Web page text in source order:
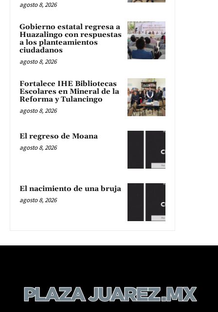
agosto 8, 2026
Gobierno estatal regresa a
Huazalingo con respuestas
a los planteamientos
ciudadanos
agosto 8, 2026
Fortalece IHE Bibliotecas
Escolares en Mineral de la
Reforma y Tulancingo
agosto 8, 2026
El regreso de Moana
agosto 8, 2026
El nacimiento de una bruja
agosto 8, 2026